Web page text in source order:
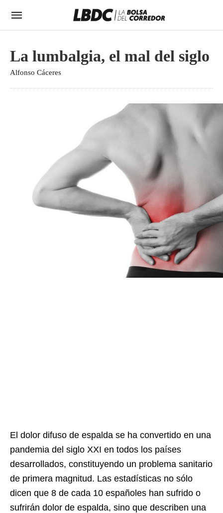
La lumbalgia, el mal del siglo
Alfonso Cáceres
El dolor difuso de espalda se ha convertido en una
pandemia del siglo XXI en todos los países
desarrollados, constituyendo un problema sanitario
de primera magnitud. Las estadísticas no sólo
dicen que 8 de cada 10 españoles han sufrido o
sufrirán dolor de espalda, sino que describen una